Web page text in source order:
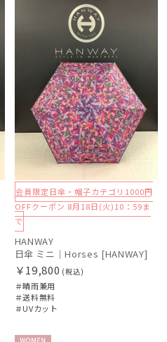
会員限定日傘・帽子カテゴリ1000円
OFFクーポン 8月18日(火)10：59ま
で
HANWAY
日傘 ミニ｜Horses [HANWAY]
￥19,800 (税込)
＃晴雨兼用
＃送料無料
＃UVカット